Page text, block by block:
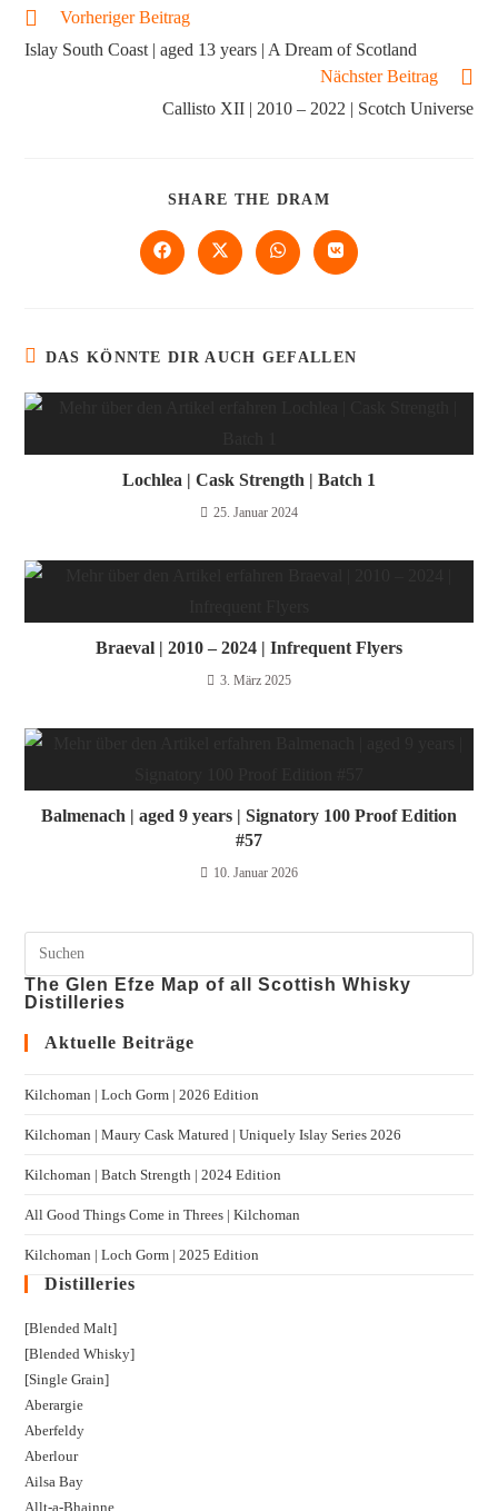
Vorheriger Beitrag
Islay South Coast | aged 13 years | A Dream of Scotland
Nächster Beitrag
Callisto XII | 2010 – 2022 | Scotch Universe
SHARE THE DRAM
DAS KÖNNTE DIR AUCH GEFALLEN
Lochlea | Cask Strength | Batch 1
25. Januar 2024
Braeval | 2010 – 2024 | Infrequent Flyers
3. März 2025
Balmenach | aged 9 years | Signatory 100 Proof Edition
#57
10. Januar 2026
The Glen Efze Map of all Scottish Whisky
Distilleries
Aktuelle Beiträge
Kilchoman | Loch Gorm​ | 2026 Edition
Kilchoman | Maury Cask Matured | Uniquely Islay Series 2026
Kilchoman | Batch Strength | 2024 Edition
All Good Things Come in Threes | Kilchoman
Kilchoman | Loch Gorm​ | 2025 Edition
Distilleries
[Blended Malt]
[Blended Whisky]
[Single Grain]
Aberargie
Aberfeldy
Aberlour
Ailsa Bay
Allt-a-Bhainne